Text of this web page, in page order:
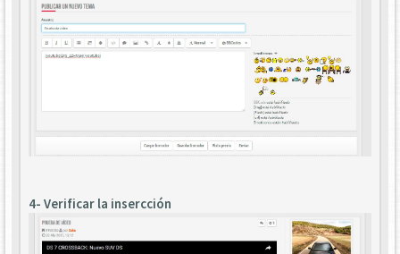
4- Verificar la insercción